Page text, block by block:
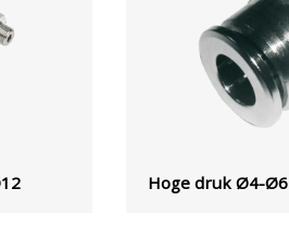
Hoge druk Ø4-Ø6